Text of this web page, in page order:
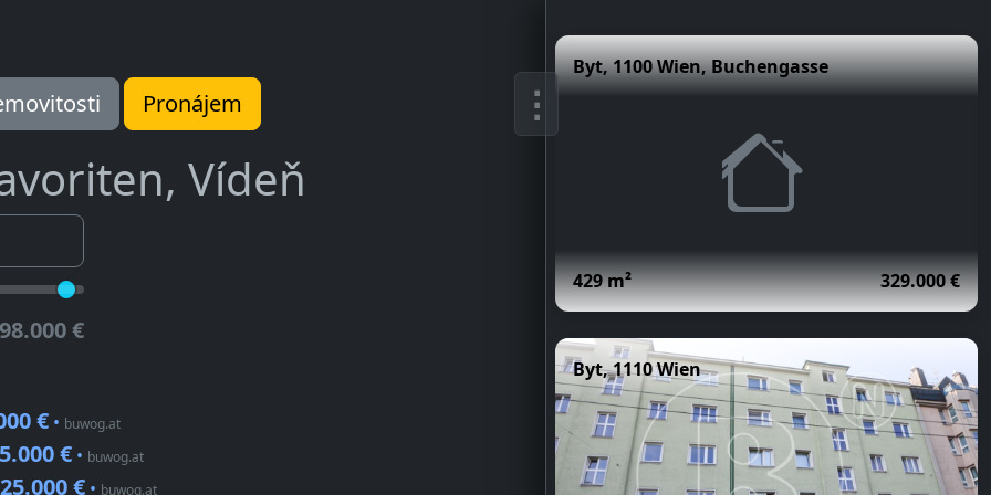
Pronájem
Vídeň
€
€ • buwog.at
€ • buwog.at
€ • buwog.at